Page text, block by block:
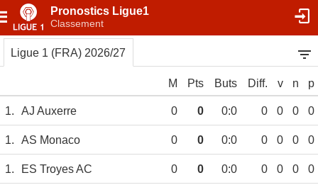
Pronostics Ligue1
Classement
Ligue 1 (FRA) 2026/27
M Pts Buts Diff. v n p
1. AJ Auxerre 0 0 0:0 0 0 0 0
1. AS Monaco 0 0 0:0 0 0 0 0
1. ES Troyes AC 0 0 0:0 0 0 0 0